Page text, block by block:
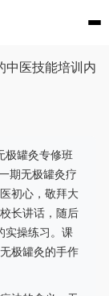
医技能培训内
极罐灸专修班
期无极罐灸疗
初心，敬拜大
长讲话，随后
实操练习。课
极罐灸的手作